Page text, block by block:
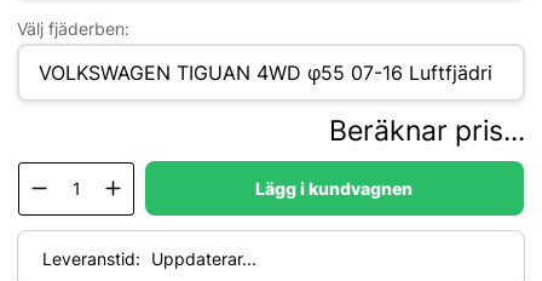
Välj fjäderben:
Beräknar pris...
Lägg i kundvagnen
Leveranstid: Uppdaterar...